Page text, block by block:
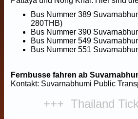
Bus Nummer 389
280THB)
Bus Nummer 390
Bus Nummer 549
Bus Nummer 551
Fernbusse fahren ab
Kontakt: Suvarnabhumi Public
+++ Thailand